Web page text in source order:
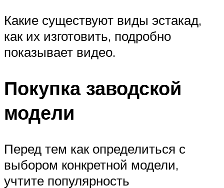
Какие существуют виды эстакад,
как их изготовить, подробно
показывает видео.
Покупка заводской
модели
Перед тем как определиться с
выбором конкретной модели,
учтите популярность